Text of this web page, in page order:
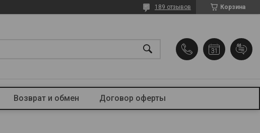
Корзина
189 отзывов
Возврат и обмен Договор оферты